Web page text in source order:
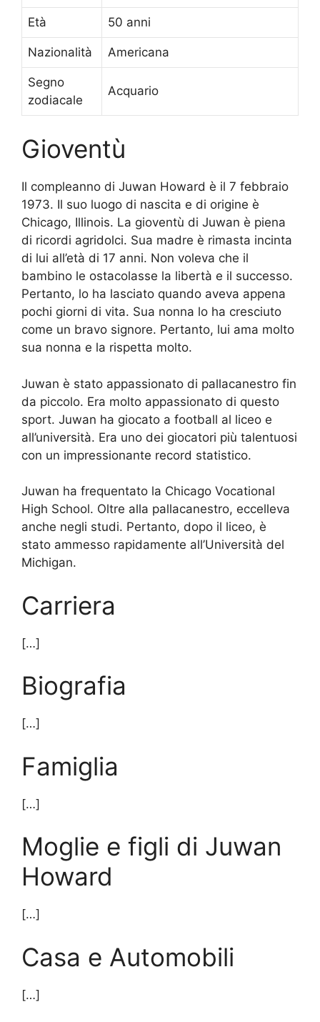
Età 50 anni
Nazionalità Americana
Segno
zodiacale
Acquario
Gioventù
Il compleanno di Juwan Howard è il 7 febbraio
1973. Il suo luogo di nascita e di origine è
Chicago, Illinois. La gioventù di Juwan è piena
di ricordi agridolci. Sua madre è rimasta incinta
di lui all’età di 17 anni. Non voleva che il
bambino le ostacolasse la libertà e il successo.
Pertanto, lo ha lasciato quando aveva appena
pochi giorni di vita. Sua nonna lo ha cresciuto
come un bravo signore. Pertanto, lui ama molto
sua nonna e la rispetta molto.
Juwan è stato appassionato di pallacanestro fin
da piccolo. Era molto appassionato di questo
sport. Juwan ha giocato a football al liceo e
all’università. Era uno dei giocatori più talentuosi
con un impressionante record statistico.
Juwan ha frequentato la Chicago Vocational
High School. Oltre alla pallacanestro, eccelleva
anche negli studi. Pertanto, dopo il liceo, è
stato ammesso rapidamente all’Università del
Michigan.
Carriera
[…]
Biografia
[…]
Famiglia
[…]
Moglie e figli di Juwan
Howard
[…]
Casa e Automobili
[…]